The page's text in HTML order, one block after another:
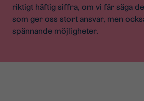
riktigt häftig siffra, om vi får säga
som ger oss stort ansvar, men
spännande möjligheter.